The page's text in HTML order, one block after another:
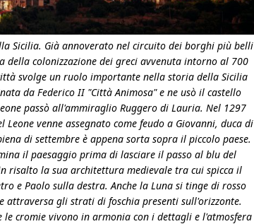
Sicilia. Già annoverato nel circuito dei borghi più belli
colonizzazione dei greci avvenuta intorno al 700
svolge un ruolo importante nella storia della Sicilia
da Federico II "Città Animosa" e ne usò il castello
passò all'ammiraglio Ruggero di Lauria. Nel 1297
venne assegnato come feudo a Giovanni, duca di
di settembre è appena sorta sopra il piccolo paese.
il paesaggio prima di lasciare il passo al blu del
risalto la sua architettura medievale tra cui spicca il
e Paolo sulla destra. Anche la Luna si tinge di rosso
gli strati di foschia presenti sull'orizzonte.
cromie vivono in armonia con i dettagli e l'atmosfera